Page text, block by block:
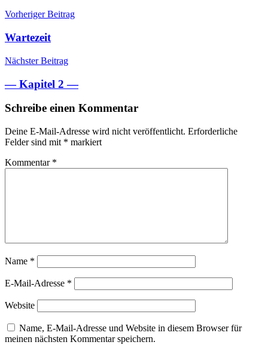
Beitragsnavigation
Vorheriger Beitrag
Wartezeit
Nächster Beitrag
— Kapitel 2 —
Schreibe einen Kommentar
Deine E-Mail-Adresse wird nicht veröffentlicht. Erforderliche
Felder sind mit * markiert
Kommentar *
Name *
E-Mail-Adresse *
Website
Name, E-Mail-Adresse und Website in diesem Browser für
meinen nächsten Kommentar speichern.